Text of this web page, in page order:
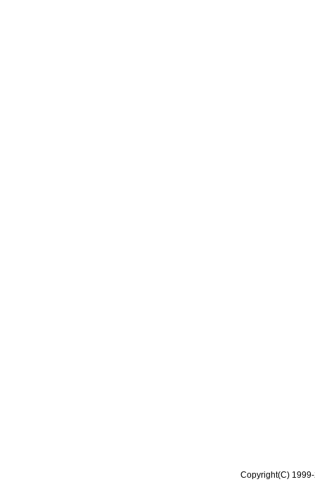
Copyright(C)